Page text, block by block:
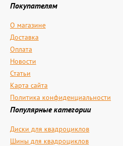
Покупателям
О магазине
Доставка
Оплата
Новости
Статьи
Карта сайта
Политика конфиденциальности
Популярные категории
Диски для квадроциклов
Шины для квадроциклов